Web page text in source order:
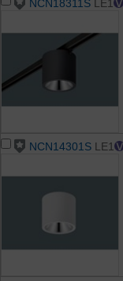
NCN18311S LE1
NCN14301S LE1